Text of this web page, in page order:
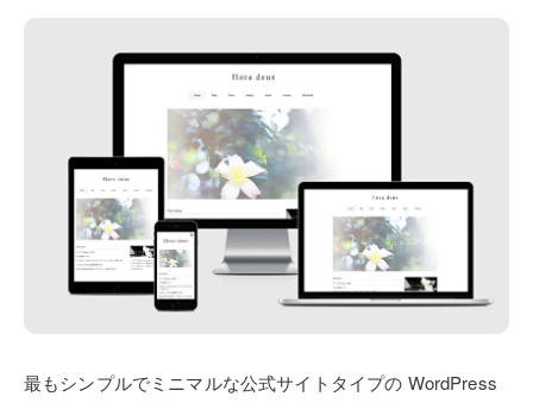
最もシンプルでミニマルな公式サイトタイプの WordPress